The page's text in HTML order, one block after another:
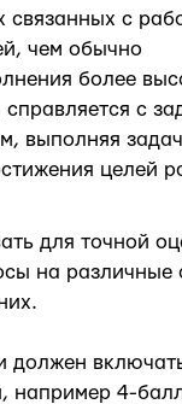
связанных с
чем обычно
более
с
выполняя
целей
для точной
на различные
должен
4-